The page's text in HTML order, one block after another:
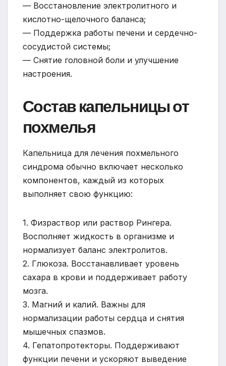
— Восстановление электролитного и
кислотно-щелочного баланса;
— Поддержка работы печени и сердечно-
сосудистой системы;
— Снятие головной боли и улучшение
настроения.
Состав капельницы от
похмелья
Капельница для лечения похмельного
синдрома обычно включает несколько
компонентов, каждый из которых
выполняет свою функцию:
1. Физраствор или раствор Рингера.
Восполняет жидкость в организме и
нормализует баланс электролитов.
2. Глюкоза. Восстанавливает уровень
сахара в крови и поддерживает работу
мозга.
3. Магний и калий. Важны для
нормализации работы сердца и снятия
мышечных спазмов.
4. Гепатопротекторы. Поддерживают
функции печени и ускоряют выведение